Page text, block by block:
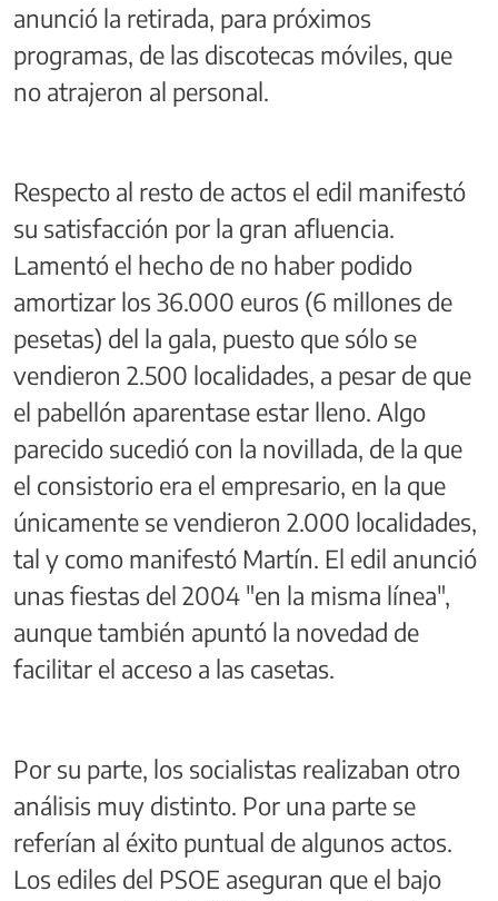
anunció la retirada, para próximos
programas, de las discotecas móviles, que
no atrajeron al personal.
Respecto al resto de actos el edil manifestó
su satisfacción por la gran afluencia.
Lamentó el hecho de no haber podido
amortizar los 36.000 euros (6 millones de
pesetas) del la gala, puesto que sólo se
vendieron 2.500 localidades, a pesar de que
el pabellón aparentase estar lleno. Algo
parecido sucedió con la novillada, de la que
el consistorio era el empresario, en la que
únicamente se vendieron 2.000 localidades,
tal y como manifestó Martín. El edil anunció
unas fiestas del 2004 "en la misma línea",
aunque también apuntó la novedad de
facilitar el acceso a las casetas.
Por su parte, los socialistas realizaban otro
análisis muy distinto. Por una parte se
referían al éxito puntual de algunos actos.
Los ediles del PSOE aseguran que el bajo